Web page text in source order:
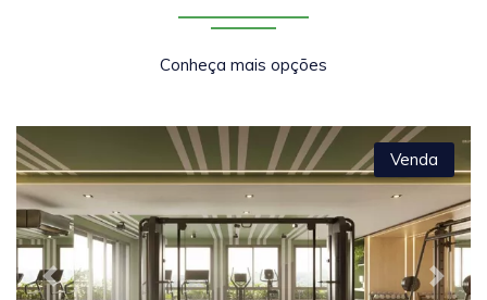
Conheça mais opções
Previous Next
Venda